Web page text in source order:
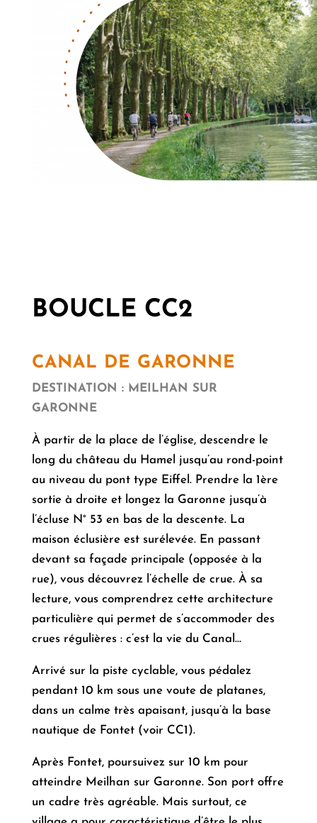
BOUCLE CC2
CANAL DE GARONNE
DESTINATION : MEILHAN SUR
GARONNE
À partir de la place de l’église, descendre le
long du château du Hamel jusqu’au rond-point
au niveau du pont type Eiffel. Prendre la 1ère
sortie à droite et longez la Garonne jusqu’à
l’écluse N° 53 en bas de la descente. La
maison éclusière est surélevée. En passant
devant sa façade principale (opposée à la
rue), vous découvrez l’échelle de crue. À sa
lecture, vous comprendrez cette architecture
particulière qui permet de s’accommoder des
crues régulières : c’est la vie du Canal…
Arrivé sur la piste cyclable, vous pédalez
pendant 10 km sous une voute de platanes,
dans un calme très apaisant, jusqu’à la base
nautique de Fontet (voir CC1).
Après Fontet, poursuivez sur 10 km pour
atteindre Meilhan sur Garonne. Son port offre
un cadre très agréable. Mais surtout, ce